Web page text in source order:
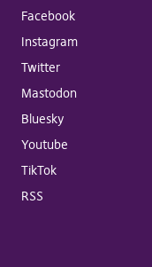
Facebook
Instagram
Twitter
Mastodon
Bluesky
Youtube
TikTok
RSS